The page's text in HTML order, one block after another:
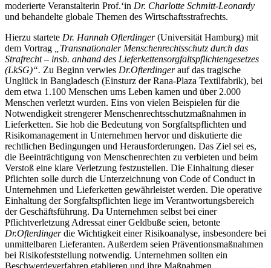
moderierte Veranstalterin Prof.‘in Dr. Charlotte Schmitt-Leonardy
und behandelte globale Themen des Wirtschaftsstrafrechts.
Hierzu startete Dr. Hannah Ofterdinger(Universität Hamburg) mit
dem Vortrag
„Transnationaler Menschenrechtsschutz durch das
Strafrecht – insb. anhand des Lieferkettensorgfaltspflichtengesetzes
(LkSG)“. Zu Beginn verwies Dr.Ofterdingerauf das tragische
Unglück in Bangladesch (Einsturz der Rana-Plaza Textilfabrik), bei
dem etwa 1.100 Menschen ums Leben kamen und über 2.000
Menschen verletzt wurden. Eins von vielen Beispielen für die
Notwendigkeit strengerer Menschenrechtsschutzmaßnahmen in
Lieferketten. Sie hob die Bedeutung von Sorgfaltspflichten und
Risikomanagement in Unternehmen hervor und diskutierte die
rechtlichen Bedingungen und Herausforderungen. Das Ziel sei es,
die Beeinträchtigung von Menschenrechten zu verbieten und beim
Verstoß eine klare Verletzung festzustellen. Die Einhaltung dieser
Pflichten solle durch die Unterzeichnung von Code of Conduct in
Unternehmen und Lieferketten gewährleistet werden. Die operative
Einhaltung der Sorgfaltspflichten liege im Verantwortungsbereich
der Geschäftsführung. Da Unternehmen selbst bei einer
Pflichtverletzung Adressat einer Geldbuße seien, betonte
Dr.Ofterdingerdie Wichtigkeit einer Risikoanalyse, insbesondere bei
unmittelbaren Lieferanten. Außerdem seien Präventionsmaßnahmen
bei Risikofeststellung notwendig. Unternehmen sollten ein
Beschwerdeverfahren etablieren und ihre Maßnahmen